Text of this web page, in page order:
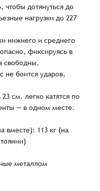
дотянуться до
нагрузки до 227
нижнего и среднего
фиксируясь в
свободны.
боится ударов,
см. легко катятся по
— в одном месте.
вместе): 113 кг (на
металлом